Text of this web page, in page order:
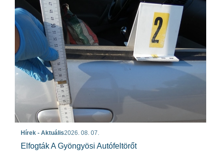
Hírek - Aktuális2026. 08. 07.
Elfogták A Gyöngyösi Autófeltörőt